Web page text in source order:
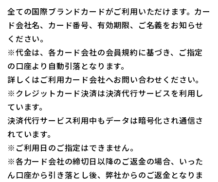
全ての国際ブランドカードがご利用いただけます。カー
ド会社名、カード番号、有効期限、ご名義をお知らせ
ください。
※代金は、各カード会社の会員規約に基づき、ご指定
の口座より自動引落となります。
詳しくはご利用カード会社へお問い合わせください。
※クレジットカード決済は決済代行サービスを利用し
ています。
決済代行サービス利用中もデータは暗号化され通信さ
れています。
※ご利用日のご指定はできません。
※各力ード会社の締切日以降のご返金の場合、いった
ん口座から引き落とし後、弊社からのご返金となりま